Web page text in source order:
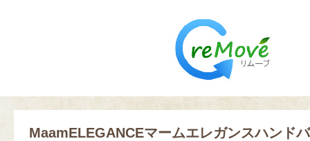
MaamELEGANCEマームエレガンスハンド